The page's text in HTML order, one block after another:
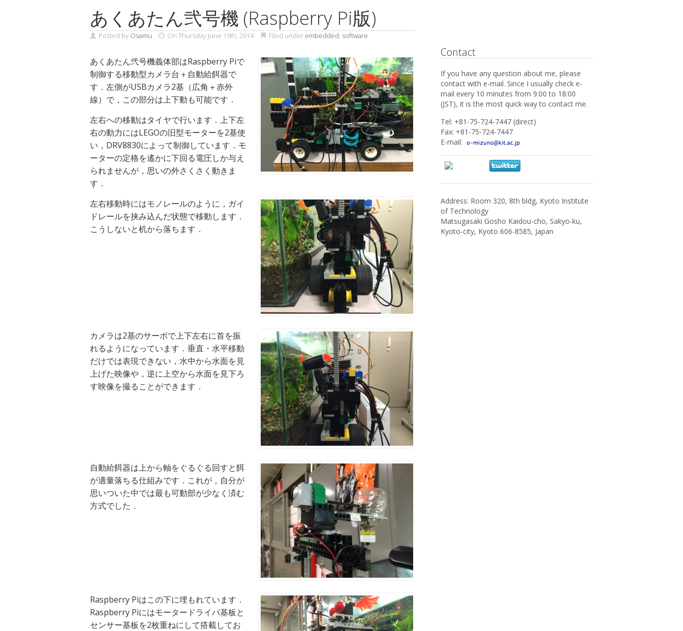
あくあたん弐号機 (Raspberry Pi版)
Posted by Osamu On Thursday June 19th, 2014 Filed under embedded, software
あくあたん弐号機義体部はRaspberry Piで
制御する移動型カメラ台＋自動給餌器で
す．左側がUSBカメラ2基（広角＋赤外
線）で，この部分は上下動も可能です．
左右への移動はタイヤで行います．上下左
右の動力にはLEGOの旧型モーターを2基使
い，DRV8830によって制御しています．モ
ーターの定格を遙かに下回る電圧しか与え
られませんが，思いの外さくさく動きま
す．
左右移動時にはモノレールのように，ガイ
ドレールを挟み込んだ状態で移動します．
こうしないと机から落ちます．
カメラは2基のサーボで上下左右に首を振
れるようになっています．垂直・水平移動
だけでは表現できない，水中から水面を見
上げた映像や，逆に上空から水面を見下ろ
す映像を撮ることができます．
自動給餌器は上から軸をぐるぐる回すと餌
が適量落ちる仕組みです．これが，自分が
思いついた中では最も可動部が少なく済む
方式でした．
Raspberry Piはこの下に埋もれています．
Raspberry Piにはモータードライバ基板と
センサー基板を2枚重ねにして搭載してお
Contact
If you have any question about me, please
contact with e-mail. Since I usually check e-
mail every 10 minutes from 9:00 to 18:00
(JST), it is the most quick way to contact me.
Tel: +81-75-724-7447 (direct)
Fax: +81-75-724-7447
E-mail:
Address: Room 320, 8th bldg, Kyoto Institute
of Technology
Matsugasaki Gosho Kaidou-cho, Sakyo-ku,
Kyoto-city, Kyoto 606-8585, Japan